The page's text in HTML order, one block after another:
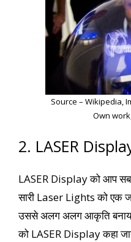
Source – Wikipedia,
Own
2. LASER
LASER Display को आप सब
सारी Laser Lights को एक
उससे अलग अलग आकृति
को LASER Display कहा